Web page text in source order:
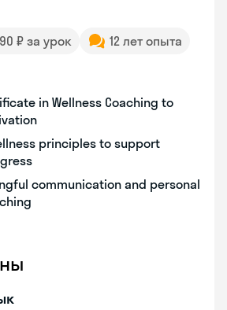
₽ за урок
12 лет опыта
in Wellness Coaching to
principles to support
communication and personal